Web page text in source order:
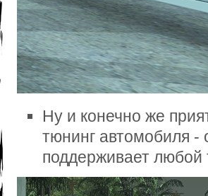
Ну и конечно же
тюнинг автомобиля -
поддерживает любой